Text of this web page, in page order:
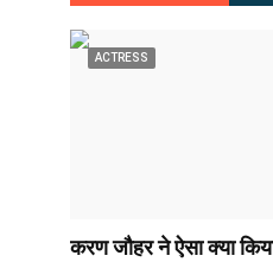
ACTRESS
करण जौहर ने ऐसा क्या